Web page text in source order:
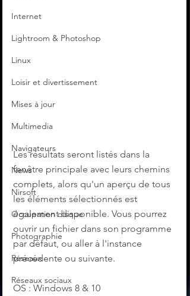
Internet
Lightroom & Photoshop
Linux
Loisir et divertissement
Mises à jour
Multimedia
Navigateurs
News
Nirsoft
Occupation disque
Photographie
Réseaux
Réseaux sociaux
Les résultats seront listés dans la
fenêtre principale avec leurs chemins
complets, alors qu'un aperçu de tous
les éléments sélectionnés est
également disponible. Vous pourrez
ouvrir un fichier dans son programme
par défaut, ou aller à l'instance
précédente ou suivante.
OS : Windows 8 & 10